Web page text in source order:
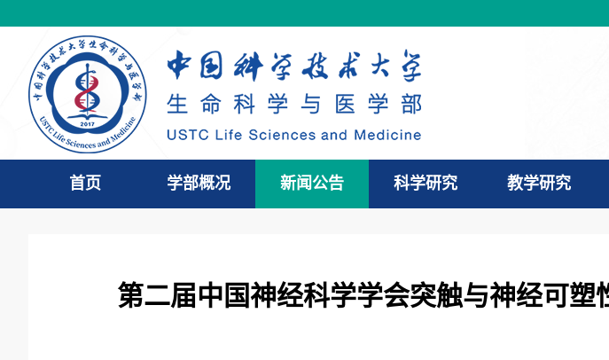
首页 学部概况 新闻公告 科学研究 教学研究
第二届中国神经科学学会突触与神经可